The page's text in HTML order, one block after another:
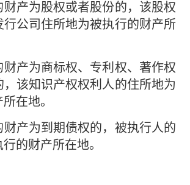
为股权或者股份的，该股权
行公司住所地为被执行的财产所
为商标权、专利权、著作权
，该知识产权权利人的住所地为
在地。
为到期债权的，被执行人的
的财产所在地。